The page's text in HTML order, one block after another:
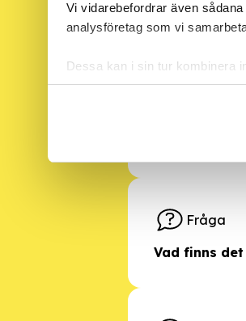
Vi vidarebefordrar även
analysföretag som vi
Dessa kan i sin tur kombinera
när du har använt deras
Del 2
Vad blev
Fråga
Vad finns